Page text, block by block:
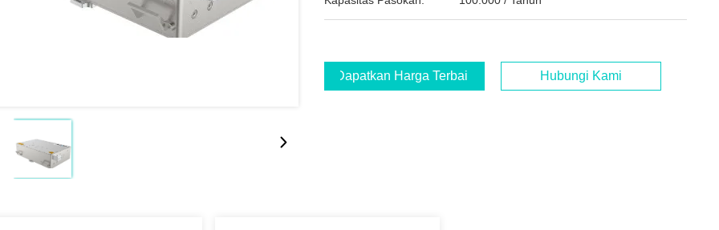
Dapatkan Harga Terbaik Hubungi Kami